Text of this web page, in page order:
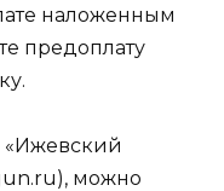
наложенным
предоплату
«Ижевский
можно